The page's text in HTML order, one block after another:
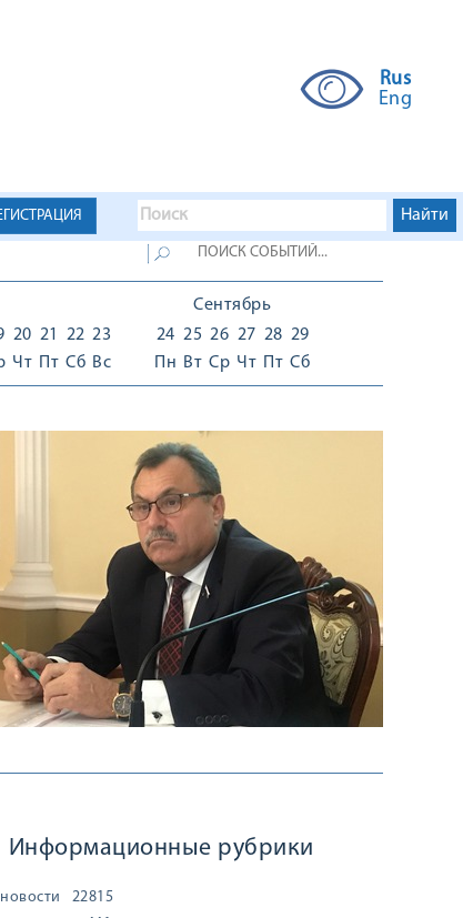
Rus
Eng
20
Чт
21
Пт
22
Сб
23
Вс
Сентябрь
24
Пн
25
Вт
26
Ср
27
Чт
28
Пт
29
Сб
Информационные рубрики
22815